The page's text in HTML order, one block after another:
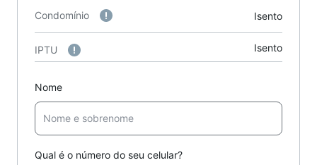
Condomínio Isento
IPTU Isento
Nome
Qual é o número do seu celular?